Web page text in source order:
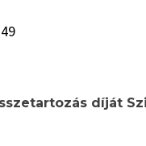
49
díját